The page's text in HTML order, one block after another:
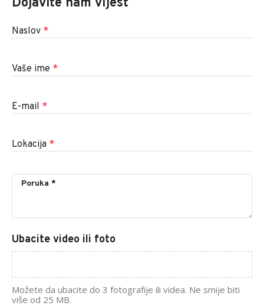
Naslov *
Vaše ime *
E-mail *
Lokacija *
Ubacite video ili foto
Možete da ubacite do 3 fotografije ili videa. Ne smije biti
više od 25 MB.